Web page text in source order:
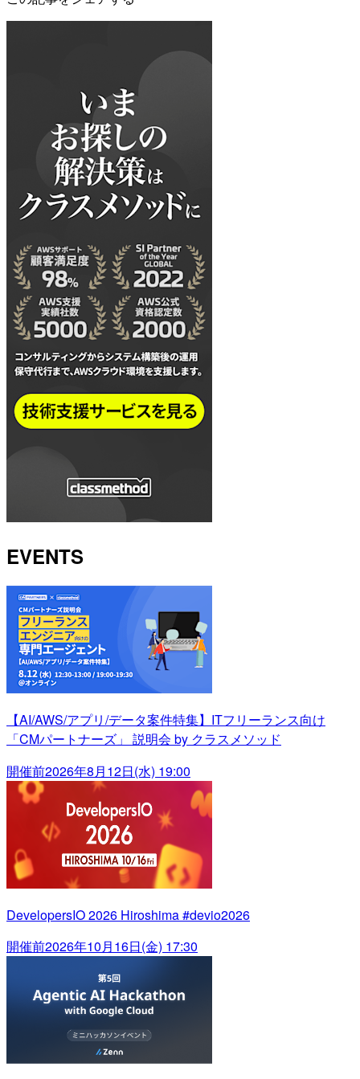
EVENTS
【AI/AWS/アプリ/データ案件特集】ITフリーランス向け
「CMパートナーズ」 説明会 by クラスメソッド
開催前2026年8月12日(水) 19:00
DevelopersIO 2026 Hiroshima #devio2026
開催前2026年10月16日(金) 17:30